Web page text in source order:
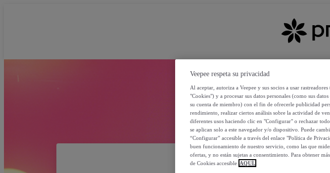
Veepee respeta su privacidad
Al aceptar, autoriza a Veepee y sus socios a usar
"Cookies") y a procesar sus datos personales (como sus
su cuenta de miembro) con el fin de ofrecerle publicidad
rendimiento, realizar ciertos análisis sobre la actividad de
diferentes usos haciendo clic en "Configurar" o rechazar
se aplican solo a este navegador y/o dispositivo. Puede
“Configurar” accesible a través del enlace "Política de
buen funcionamiento de nuestro servicio, como las que
ofertas, y no están sujetas a consentimiento. Para obtener
de Cookies accesible AQUÍ.